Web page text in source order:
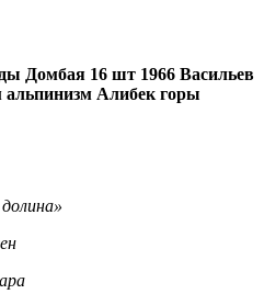
Домбая 16 шт 1966 Васильев
альпинизм Алибек горы